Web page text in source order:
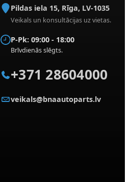
Pildas iela 15, Rīga, LV-1035
Veikals un konsultācijas uz vietas.
P-Pk: 09:00 - 18:00
Brīvdienās slēgts.
+371 28604000
veikals@bnaautoparts.lv